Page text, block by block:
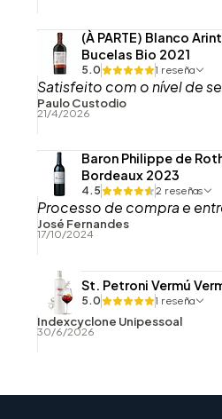
(À PARTE) Blanco
Bucelas Bio 2021
5.0 1 reseña
Satisfeito com o nível de
Paulo Custodio
21/4/2026
Baron Philippe de
Bordeaux 2023
4.5 2 reseñas
Processo de compra e
José Fernandes
17/10/2024
St. Petroni Vermú
5.0 1 reseña
Indexcyclone Unipessoal
30/6/2026